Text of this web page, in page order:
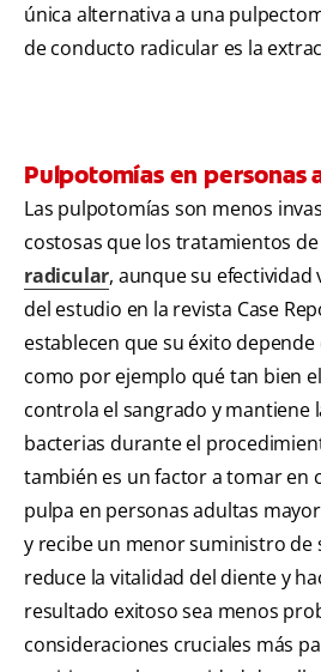
única alternativa a una
de conducto radicular es la
Pulpotomías en personas
Las pulpotomías son menos
costosas que los tratamientos
radicular, aunque su efectividad
del estudio en la revista Case
establecen que su éxito
como por ejemplo qué tan bien
controla el sangrado y mantiene
bacterias durante el
también es un factor a tomar en
pulpa en personas adultas
y recibe un menor suministro de
reduce la vitalidad del diente y
resultado exitoso sea menos
consideraciones cruciales más